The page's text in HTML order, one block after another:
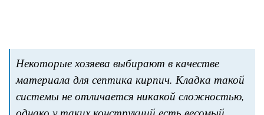
Некоторые хозяева выбирают в качестве
материала для септика кирпич. Кладка такой
системы не отличается никакой сложностью,